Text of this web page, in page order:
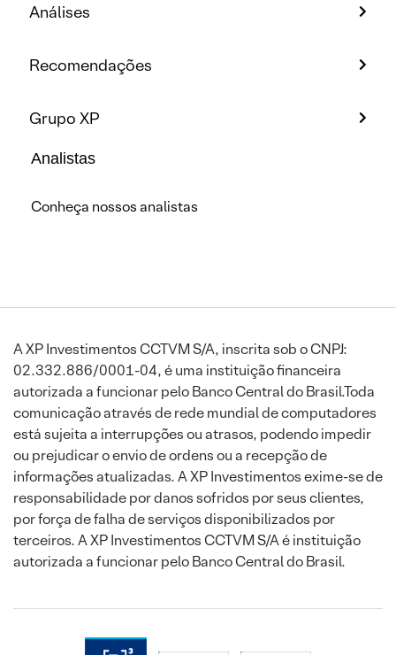
Análises
Recomendações
Grupo XP
Analistas
Conheça nossos analistas
A XP Investimentos CCTVM S/A, inscrita sob o CNPJ:
02.332.886/0001-04, é uma instituição financeira
autorizada a funcionar pelo Banco Central do Brasil.Toda
comunicação através de rede mundial de computadores
está sujeita a interrupções ou atrasos, podendo impedir
ou prejudicar o envio de ordens ou a recepção de
informações atualizadas. A XP Investimentos exime-se de
responsabilidade por danos sofridos por seus clientes,
por força de falha de serviços disponibilizados por
terceiros. A XP Investimentos CCTVM S/A é instituição
autorizada a funcionar pelo Banco Central do Brasil.